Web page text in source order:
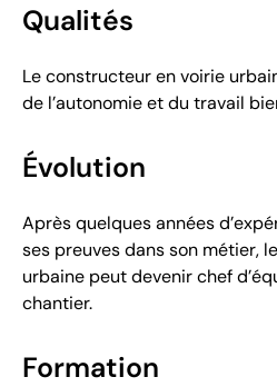
Qualités
Le constructeur en voirie
de l’autonomie et du travail
Évolution
Après quelques années
ses preuves dans son métier,
urbaine peut devenir chef
chantier.
Formation